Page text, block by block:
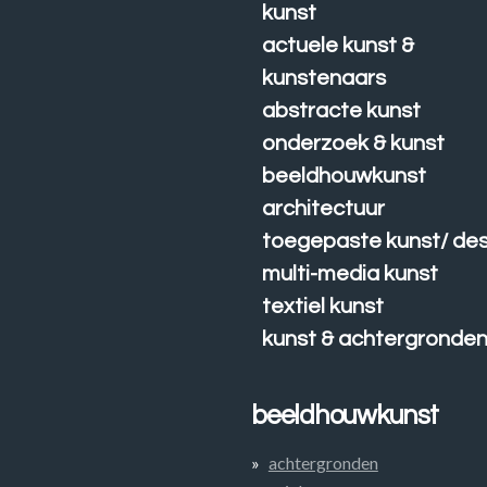
kunst
actuele kunst &
kunstenaars
abstracte kunst
onderzoek & kunst
beeldhouwkunst
architectuur
toegepaste kunst/
multi-media kunst
textiel kunst
kunst &
beeldhouwkunst
achtergronden